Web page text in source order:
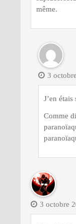
même.
3
J’en
Comme
3 octobre